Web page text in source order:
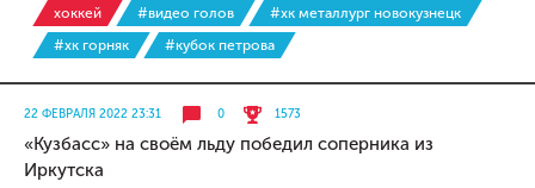
хоккей #видео голов
#хк металлург новокузнецк
#хк горняк
#кубок петрова
22 ФЕВРАЛЯ 2022 23:31 0 1573
«Кузбасс» на своём льду победил соперника из
Иркутска